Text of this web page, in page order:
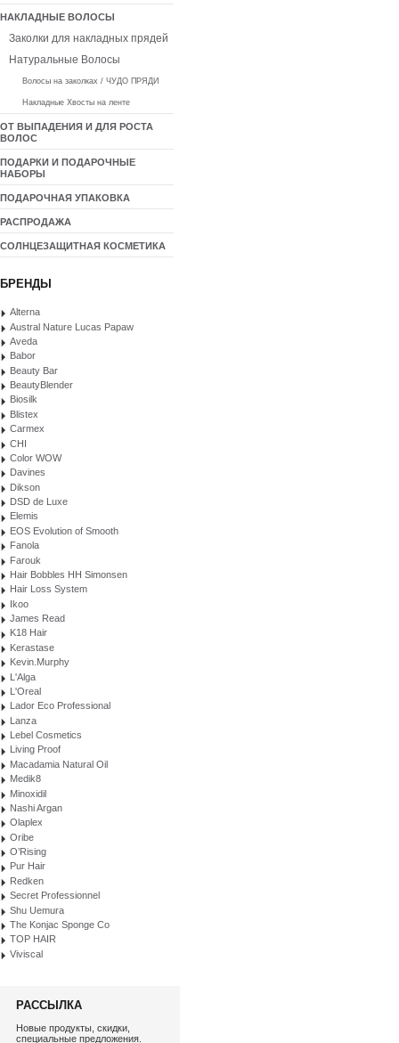
НАКЛАДНЫЕ ВОЛОСЫ
Заколки для накладных прядей
Натуральные Волосы
Волосы на заколках / ЧУДО ПРЯДИ
Накладные Хвосты на ленте
ОТ ВЫПАДЕНИЯ И ДЛЯ РОСТА
ВОЛОС
ПОДАРКИ И ПОДАРОЧНЫЕ
НАБОРЫ
ПОДАРОЧНАЯ УПАКОВКА
РАСПРОДАЖА
СОЛНЦЕЗАЩИТНАЯ КОСМЕТИКА
БРЕНДЫ
Alterna
Austral Nature Lucas Papaw
Aveda
Babor
Beauty Bar
BeautyBlender
Biosilk
Blistex
Carmex
CHI
Color WOW
Davines
Dikson
DSD de Luxe
Elemis
EOS Evolution of Smooth
Fanola
Farouk
Hair Bobbles HH Simonsen
Hair Loss System
Ikoo
James Read
K18 Hair
Kerastase
Kevin.Murphy
L'Alga
L'Oreal
Lador Eco Professional
Lanza
Lebel Cosmetics
Living Proof
Macadamia Natural Oil
Medik8
Minoxidil
Nashi Argan
Olaplex
Oribe
O’Rising
Pur Hair
Redken
Secret Professionnel
Shu Uemura
The Konjac Sponge Co
TOP HAIR
Viviscal
РАССЫЛКА
Новые продукты, скидки,
специальные предложения.